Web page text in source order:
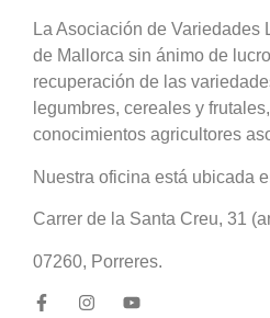
La Asociación de Variedades
de Mallorca sin ánimo de
recuperación de las
legumbres, cereales y
conocimientos agricultores
Nuestra oficina está ubicada
Carrer de la Santa Creu, 31
07260, Porreres.